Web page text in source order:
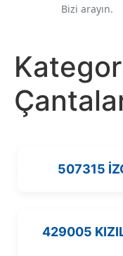
Bizi arayın.
507315
429005